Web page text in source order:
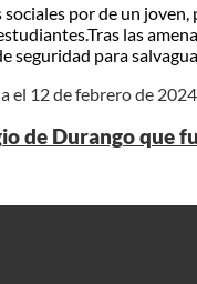
sociales por de un
las
seguridad para
el 12 de febrero de 2024
de Durango que